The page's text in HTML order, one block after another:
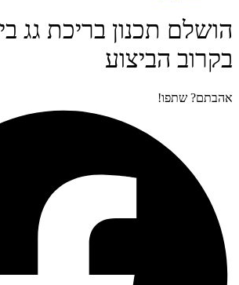
הושלם תכנון בריכת גג
בקרוב הביצוע
אהבתם? שתפו!